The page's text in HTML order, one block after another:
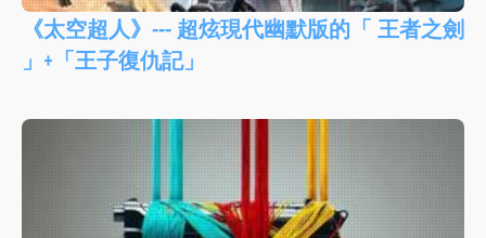
《太空超人》--- 超炫現代幽默版的「 王者之劍
」+「王子復仇記」